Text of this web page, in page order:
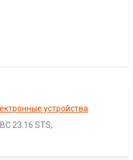
устройства
23.16 STS,